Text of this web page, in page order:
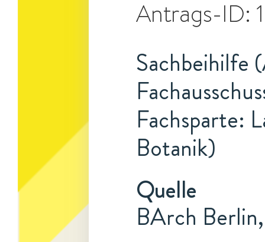
Antrags-ID:
Sachbeihilfe
Fachsparte:
Botanik)
Quelle
BArch